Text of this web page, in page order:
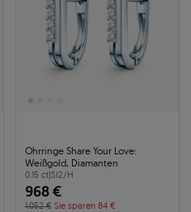
Ohrringe Share Your Love:
Weißgold, Diamanten
0.15 ct|SI2/H
968 €
1.052 € Sie sparen 84 €